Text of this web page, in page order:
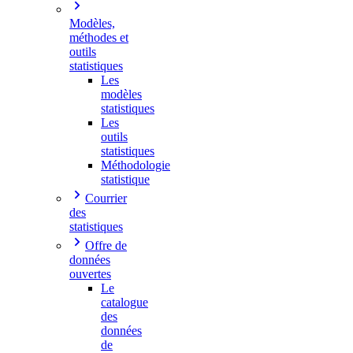
Modèles,
méthodes et
outils
statistiques
Les
modèles
statistiques
Les
outils
statistiques
Méthodologie
statistique
Courrier
des
statistiques
Offre de
données
ouvertes
Le
catalogue
des
données
de